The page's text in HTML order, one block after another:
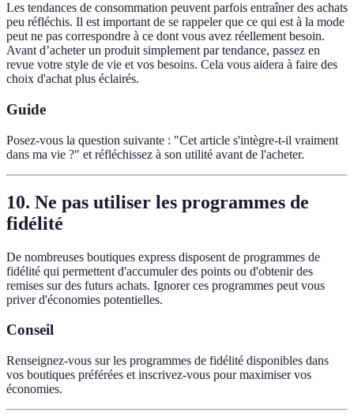
Les tendances de consommation peuvent parfois entraîner des achats
peu réfléchis. Il est important de se rappeler que ce qui est à la mode
peut ne pas correspondre à ce dont vous avez réellement besoin.
Avant d’acheter un produit simplement par tendance, passez en
revue votre style de vie et vos besoins. Cela vous aidera à faire des
choix d'achat plus éclairés.
Guide
Posez-vous la question suivante : "Cet article s'intègre-t-il vraiment
dans ma vie ?" et réfléchissez à son utilité avant de l'acheter.
10. Ne pas utiliser les programmes de
fidélité
De nombreuses boutiques express disposent de programmes de
fidélité qui permettent d'accumuler des points ou d'obtenir des
remises sur des futurs achats. Ignorer ces programmes peut vous
priver d'économies potentielles.
Conseil
Renseignez-vous sur les programmes de fidélité disponibles dans
vos boutiques préférées et inscrivez-vous pour maximiser vos
économies.